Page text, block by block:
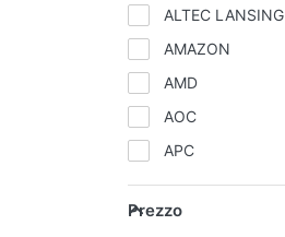
ALTEC LANSING
AMAZON
AMD
AOC
APC
APPLE
ARIELLI
Prezzo